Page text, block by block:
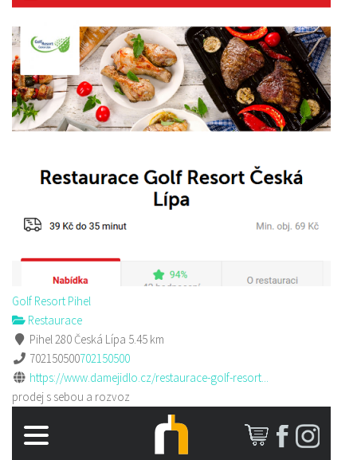
Golf Resort Pihel
Restaurace
Pihel 280 Česká Lípa 5.45 km
702150500702150500
https://www.damejidlo.cz/restaurace-golf-resort...
prodej s sebou a rozvoz